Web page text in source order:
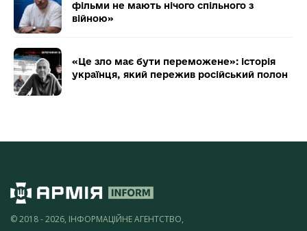
фільми не мають нічого спільного з
війною»
«Це зло має бути переможене»: історія
українця, який пережив російський полон
© 2018 - 2026, ІНФОРМАЦІЙНЕ АГЕНТСТВО,